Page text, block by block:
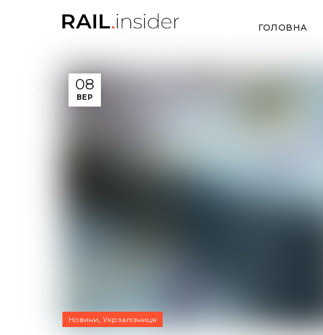
ГОЛОВНА
08
ВЕР
Новини, Укрзалізниця